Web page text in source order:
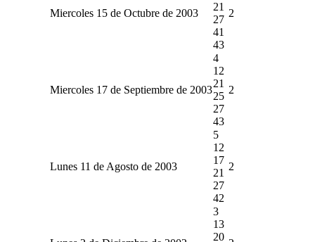
Miercoles 15 de Octubre de 2003
21
27
41
43
2
Miercoles 17 de Septiembre de 2003
4
12
21
25
27
43
2
Lunes 11 de Agosto de 2003
5
12
17
21
27
42
2
3
13
20